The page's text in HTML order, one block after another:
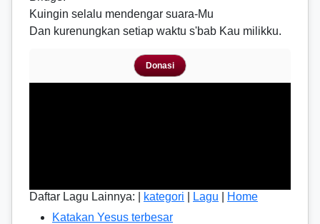
Kuingin selalu mendengar suara-Mu
Dan kurenungkan setiap waktu s'bab Kau milikku.
Donasi
Daftar Lagu Lainnya: | kategori Lagu
Home
Katakan Yesus terbesar